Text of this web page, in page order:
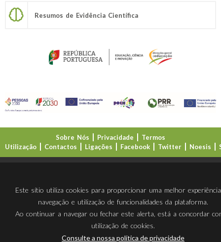
Resumos de Evidência Científica
Sobre Nós Privacidade
Termos
Utilização
Contactos Ligações Facebook Twitter Noesis
Este sítio utiliza cookies para proporcionar uma melhor
navegação e utilização de funcionalidades da plataforma.
Ao continuar a navegar ou fechar este alerta, está a concordar
utilização de cookies.
Consulte a nossa política de privacidade